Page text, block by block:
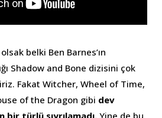
belki Ben Barnes’ın
Shadow and Bone dizisini çok
Fakat Witcher, Wheel of Time,
of the Dragon gibi dev